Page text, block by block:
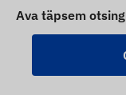
Ava täpsem otsing